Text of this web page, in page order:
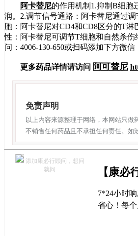
阿卡替尼的作用机制1.抑制B细胞
润。2.调节信号通路：阿卡替尼通过
胞：阿卡替尼对CD4和CD8区分的T
性：阿卡替尼可调节T细胞和自然杀
问：4006-130-650或扫码添加下方微
更多药品详情请访问 阿可替尼
免责声明
以上内容来源整理于网络，本网站只
不销售任何药品且不承担任何责任。如
添加康必行顾问，想问
就问
【康必
7*24小时
省心！每